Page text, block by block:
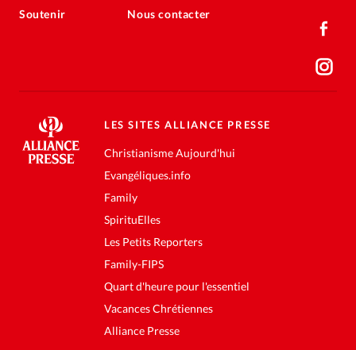
Soutenir Nous contacter
LES SITES ALLIANCE PRESSE
Christianisme Aujourd'hui
Evangéliques.info
Family
SpirituElles
Les Petits Reporters
Family-FIPS
Quart d'heure pour l'essentiel
Vacances Chrétiennes
Alliance Presse